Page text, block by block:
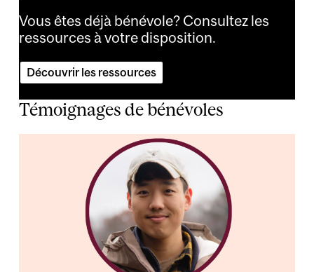
Vous êtes déjà bénévole? Consultez les
ressources à votre disposition.
Découvrir les ressources
Témoignages de bénévoles